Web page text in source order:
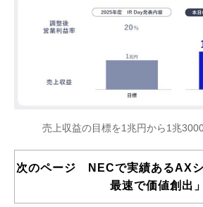
売上収益の目標を1兆円から1兆
次のページ NECで実績あるAXシ
最速で価値創出」